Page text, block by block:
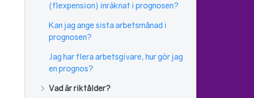
(flexpension) inräknat i prognosen?
Kan jag ange sista arbetsmånad i
prognosen?
Jag har flera arbetsgivare, hur gör jag
en prognos?
Vad är riktålder?